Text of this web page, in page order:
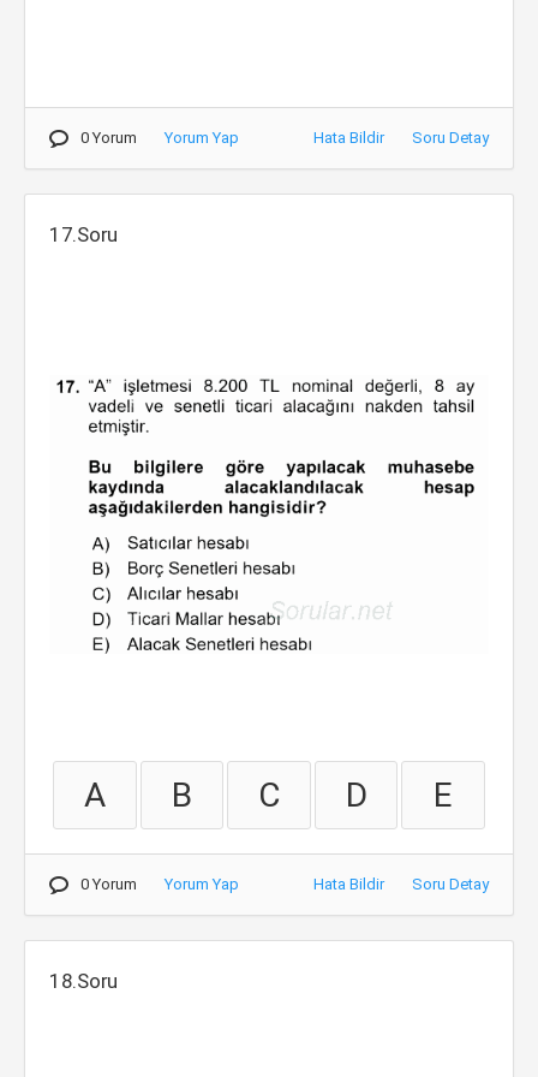
0 Yorum Yorum Yap Hata Bildir Soru Detay
17.Soru
A B C D E
0 Yorum Yorum Yap Hata Bildir Soru Detay
18.Soru